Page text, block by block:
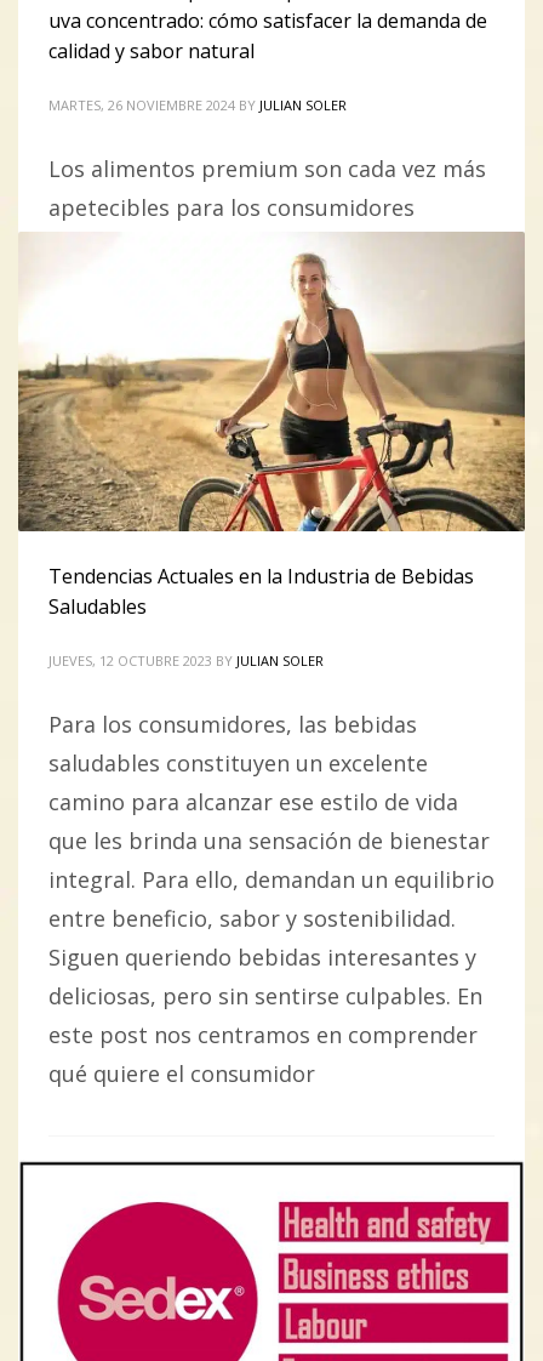
uva concentrado: cómo satisfacer la demanda de
calidad y sabor natural
MARTES, 26 NOVIEMBRE 2024 BY JULIAN SOLER
Los alimentos premium son cada vez más
apetecibles para los consumidores
modernos. ¿La razón? Una mayor
conciencia sobre el bienestar que se
obtiene al consumir productos con
ingredientes de calidad superior y, a la
vez, la necesidad de disfrutar experiencias
sensoriales únicas en cada bocado. Esto
significa que un gran porcentaje de
personas buscan más
PUBLISHED IN
Tendencias Actuales en la Industria de Bebidas
Saludables
JUEVES, 12 OCTUBRE 2023 BY JULIAN SOLER
Para los consumidores, las bebidas
saludables constituyen un excelente
camino para alcanzar ese estilo de vida
que les brinda una sensación de bienestar
integral. Para ello, demandan un equilibrio
entre beneficio, sabor y sostenibilidad.
Siguen queriendo bebidas interesantes y
deliciosas, pero sin sentirse culpables. En
este post nos centramos en comprender
qué quiere el consumidor
PUBLISHED IN CALIDAD EN LA PRODUCCIÓN,INNOVACIÓN,